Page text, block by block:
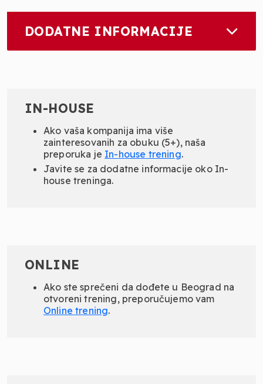
DODATNE INFORMACIJE
IN-HOUSE
Ako vaša kompanija ima više
zainteresovanih za obuku (5+), naša
preporuka je In-house trening.
Javite se za dodatne informacije oko In-
house treninga.
ONLINE
Ako ste sprečeni da dođete u Beograd na
otvoreni trening, preporučujemo vam
Online trening.